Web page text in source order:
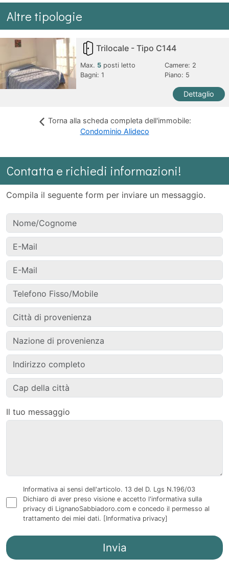
Altre tipologie
Trilocale - Tipo C144
Max. 5 posti letto Camere: 2
Bagni:1 Piano: 5
Dettaglio
Torna alla scheda completa dell'immobile:
Condominio Alideco
Contatta e richiedi informazioni!
Compila il seguente form per inviare un messaggio.
Il tuo messaggio
Informativa ai sensi dell'articolo. 13 del D. Lgs N.196/03
Dichiaro di aver preso visione e accetto l'informativa sulla
privacy di LignanoSabbiadoro.com e concedo il permesso al
trattamento dei miei dati. [Informativa privacy]